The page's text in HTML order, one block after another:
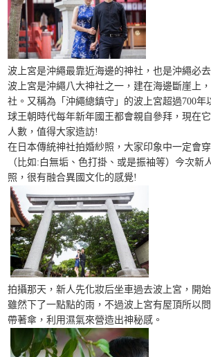
波上宮是沖繩最靠近海邊的神社，也是沖繩必去
波上宮是沖繩八大神社之一，建在海邊斷崖上
社。又稱為「沖繩總鎮守」的波上宮超過700年
球王朝時代每年新年國王都會親自參拜，現在
人數，值得大家造訪!
在日本傳統神社拍婚紗照，大家印象中一定會
（比如:白無垢、色打掛、或是振袖等）今次新
照，很有融合異國文化的感覺!
拍攝那天，新人先化妝后坐車過去波上宮，開始
雖然下了一點點的雨，不過波上宮有屋頂所以問
帶著傘，利用濕氣來營造出神秘感。